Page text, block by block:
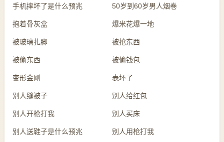
手机摔坏了是什么预兆 50岁到60岁男人烟卷
抱着骨灰盒 爆米花爆一地
被玻璃扎脚 被抢东西
被偷东西 被偷钱包
变形金刚 表坏了
别人缝被子 别人给红包
别人开枪打我 别人买床
别人送鞋子是什么预兆 别人用枪打我